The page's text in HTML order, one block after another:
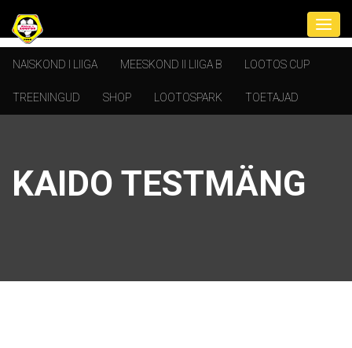
NAISKOND I LIIGA MEESKOND II LIIGA B LOOTOS CUP
TREENINGUD SHOP LOOTOSPARK TOETAJAD
KAIDO TESTMÄNG